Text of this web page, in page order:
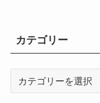
カテゴリー